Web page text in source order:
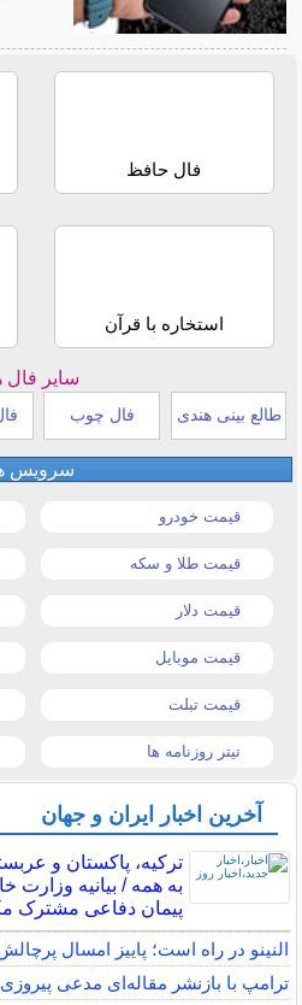
فال حافظ
استخاره با قرآن
سایر فال
طالع بینی هندی فال چوب
سرویس
قیمت خودرو
قیمت طلا و سکه
قیمت دلار
قیمت موبایل
قیمت تبلت
تیتر روزنامه ها
آخرین اخبار ایران و جهان
ترکیه، پاکستان و
به همه / بیانیه
پیمان دفاعی مشترک
النینو در راه است؛ پاییز امسال
ترامپ با بازنشر مقاله‌ای مدعی